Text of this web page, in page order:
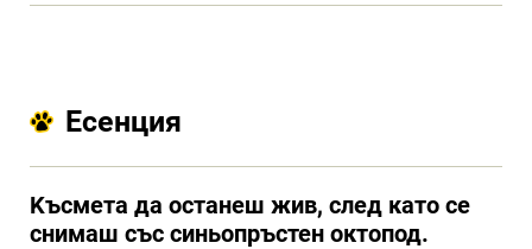
Есенция
Kъсмета да останеш жив, след като се
снимаш със синьопръстен октопод.